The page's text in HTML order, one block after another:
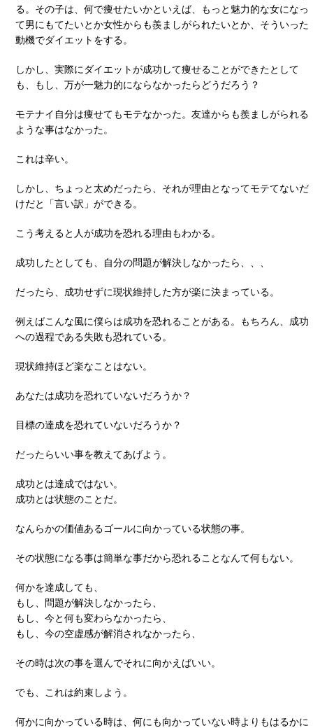
る。その子は、何で痩せたいかといえば、もっと魅力的な女になっ
て男にもてたいとか女性からも羨ましがられたいとか、そういった
動機でダイエットをする。
しかし、実際にダイエットが成功して痩せることができたとして
も、もし、万が一魅力的にならなかったらどうだろう？
モテナイ自分は痩せてもモテなかった。友達からも羨ましがられる
ような事はなかった。
これは辛い。
しかし、ちょっと太めだったら、それが理由となってモテてないだ
けだと「言い訳」ができる。
こう考えると人が成功を恐れる理由もわかる。
成功したとしても、自分の問題が解決しなかったら、、、
だったら、成功せずに現状維持した方が楽に決まっている。
例えばこんな風に僕らは成功を恐れることがある。もちろん、成功
への過程である失敗も恐れている。
現状維持ほど楽なことはない。
あなたは成功を恐れていないだろうか？
目標の達成を恐れていないだろうか？
だったらいい事を教えてあげよう。
成功とは達成ではない。
成功とは状態のことだ。
なんらかの価値あるゴールに向かっている状態の事。
その状態になる事は簡単な事だから恐れることなんて何もない。
何かを達成しても、
もし、問題が解決しなかったら、
もし、今と何も変わらなかったら、
もし、今の空虚感が解消されなかったら、
その時は次の事を選んでそれに向かえばいい。
でも、これは約束しよう。
何かに向かっている時は、何にも向かっていない時よりもはるかに